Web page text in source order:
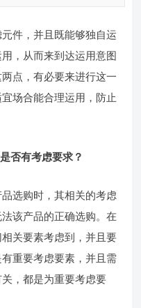
件，并且既能够独自运
，从而来到达运用意图
点，有必要来进行这一
场合能合理运用，防止
否有考虑要求？
选购时，其相关的考虑
该产品的正确选购。在
关要素考虑到，并且要
重要考虑要素，并且需
，都是为重要考虑要